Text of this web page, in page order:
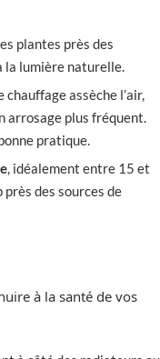
plantes près des
la lumière naturelle.
chauffage assèche l’air,
arrosage plus fréquent.
pratique.
, idéalement entre 15 et
des sources de
à la santé de vos